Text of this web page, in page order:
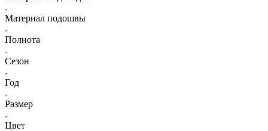
Материал подошвы
Полнота
Сезон
Год
Размер
Цвет